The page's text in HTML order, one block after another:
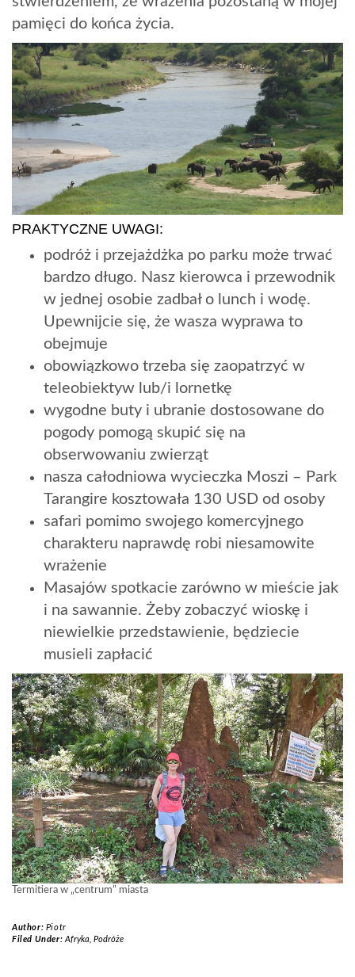
pamięci do końca życia.
PRAKTYCZNE UWAGI:
podróż i przejażdżka po parku może trwać
bardzo długo. Nasz kierowca i przewodnik
w jednej osobie zadbał o lunch i wodę.
Upewnijcie się, że wasza wyprawa to
obejmuje
obowiązkowo trzeba się zaopatrzyć w
teleobiektyw lub/i lornetkę
wygodne buty i ubranie dostosowane do
pogody pomogą skupić się na
obserwowaniu zwierząt
nasza całodniowa wycieczka Moszi – Park
Tarangire kosztowała 130 USD od osoby
safari pomimo swojego komercyjnego
charakteru naprawdę robi niesamowite
wrażenie
Masajów spotkacie zarówno w mieście jak
i na sawannie. Żeby zobaczyć wioskę i
niewielkie przedstawienie, będziecie
musieli zapłacić
Termitiera w „centrum” miasta
Author: Piotr
Filed Under:Afryka, Podróże